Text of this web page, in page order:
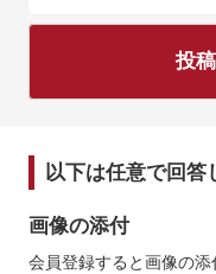
投
以下は任意で回答
画像の添付
会員登録すると画像の添